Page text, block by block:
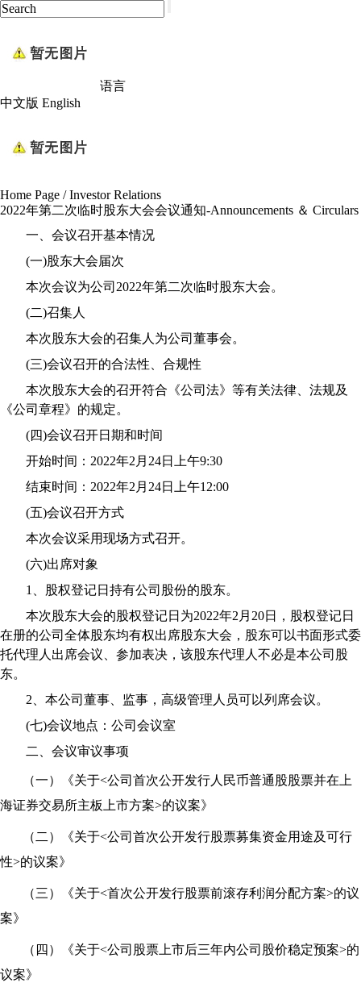
语言
中文版 English
Home Page /Investor Relations
2022年第二次临时股东大会会议通知-Announcements ＆ Circulars
一、会议召开基本情况
(一)股东大会届次
本次会议为公司 2022年第二次临时股东大会。
(二)召集人
本次股东大会的召集人为公司董事会。
(三)会议召开的合法性、合规性
本次股东大会的召开符合《公司法》等有关法律、法规及
《公司章程》的规定。
(四)会议召开日期和时间
开始时间： 2022年2 月 24日上午9:30
结束时间： 2022年2 月 24日上午12:00
(五)会议召开方式
本次会议采用现场方式召开。
(六)出席对象
1
、股权登记日持有公司股份的股东。
本次股东大会的股权登记日为2022年2 月 20日，股权登记日
在册的公司全体股东均有权出席股东大会，股东可以书面形式委
托代理人出席会议、参加表决，该股东代理人不必是本公司股
东。
2 、本公司董事、监事，高级管理人员可以列席会议。
(七)会议地点：公司会议室
二、会议审议事项
（一） 《关于<公司首次公开发行人民币普通股股票并在上
海证券交易所主板上市方案>的议案》
（二） 《关于<公司首次公开发行股票募集资金用途及可行
性>的议案》
（三） 《关于<首次公开发行股票前滚存利润分配方案>的议
案》
（四） 《关于<公司股票上市后三年内公司股价稳定预案>的
议案》